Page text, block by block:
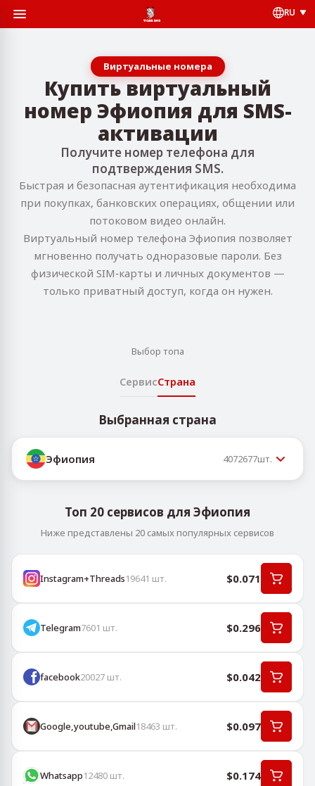
RU
Виртуальные номера
Купить виртуальный
номер Эфиопия для SMS-
активации
Получите номер телефона для
подтверждения SMS.
Быстрая и безопасная аутентификация необходима
при покупках, банковских операциях, общении или
потоковом видео онлайн.
Виртуальный номер телефона Эфиопия позволяет
мгновенно получать одноразовые пароли. Без
физической SIM‑карты и личных документов —
только приватный доступ, когда он нужен.
Выбор топа
СервисСтрана
Выбранная страна
Эфиопия 4072677шт.
Топ 20 сервисов для Эфиопия
Ниже представлены 20 самых популярных сервисов
Instagram+Threads19641 шт. $0.071
Telegram7601 шт. $0.296
facebook20027 шт. $0.042
Google,youtube,Gmail18463 шт. $0.097
Whatsapp12480 шт. $0.174